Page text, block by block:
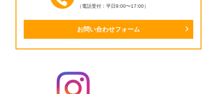
（電話受付：平日9:00〜17:00）
お問い合わせフォーム